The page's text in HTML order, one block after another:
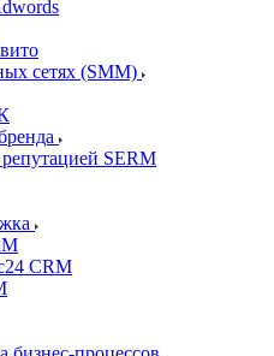
сетях (SMM)
SERM
CRM